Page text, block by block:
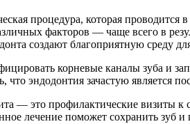
процедура, которая проводится
факторов — чаще всего в
создают благоприятную среду
корневые каналы зуба и
эндодонтия зачастую является
— это профилактические визиты
лечение поможет сохранить зуб